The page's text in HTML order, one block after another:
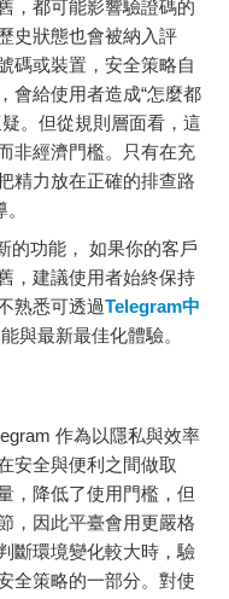
，都可能影響驗證碼的
史狀態也會被納入評
碼或裝置，安全策略自
會給使用者造成“怎麼都
。但從規則層面看，這
非經濟門檻。只有在充
精力放在正確的排查路
功能， 如果你的客戶
，建議使用者始終保持
熟悉可透過Telegram中
與最新最佳化體驗。
作為以隱私與效率
安全與便利之間做取
，降低了使用門檻，但
，因此平臺會用更嚴格
斷環境變化較大時，驗
全策略的一部分。對使